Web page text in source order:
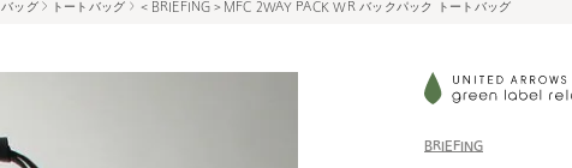
バッグ トートバッグ ＜BRIEFING＞MFC 2WAY PACK WR バックパック トートバッグ
BRIEFING